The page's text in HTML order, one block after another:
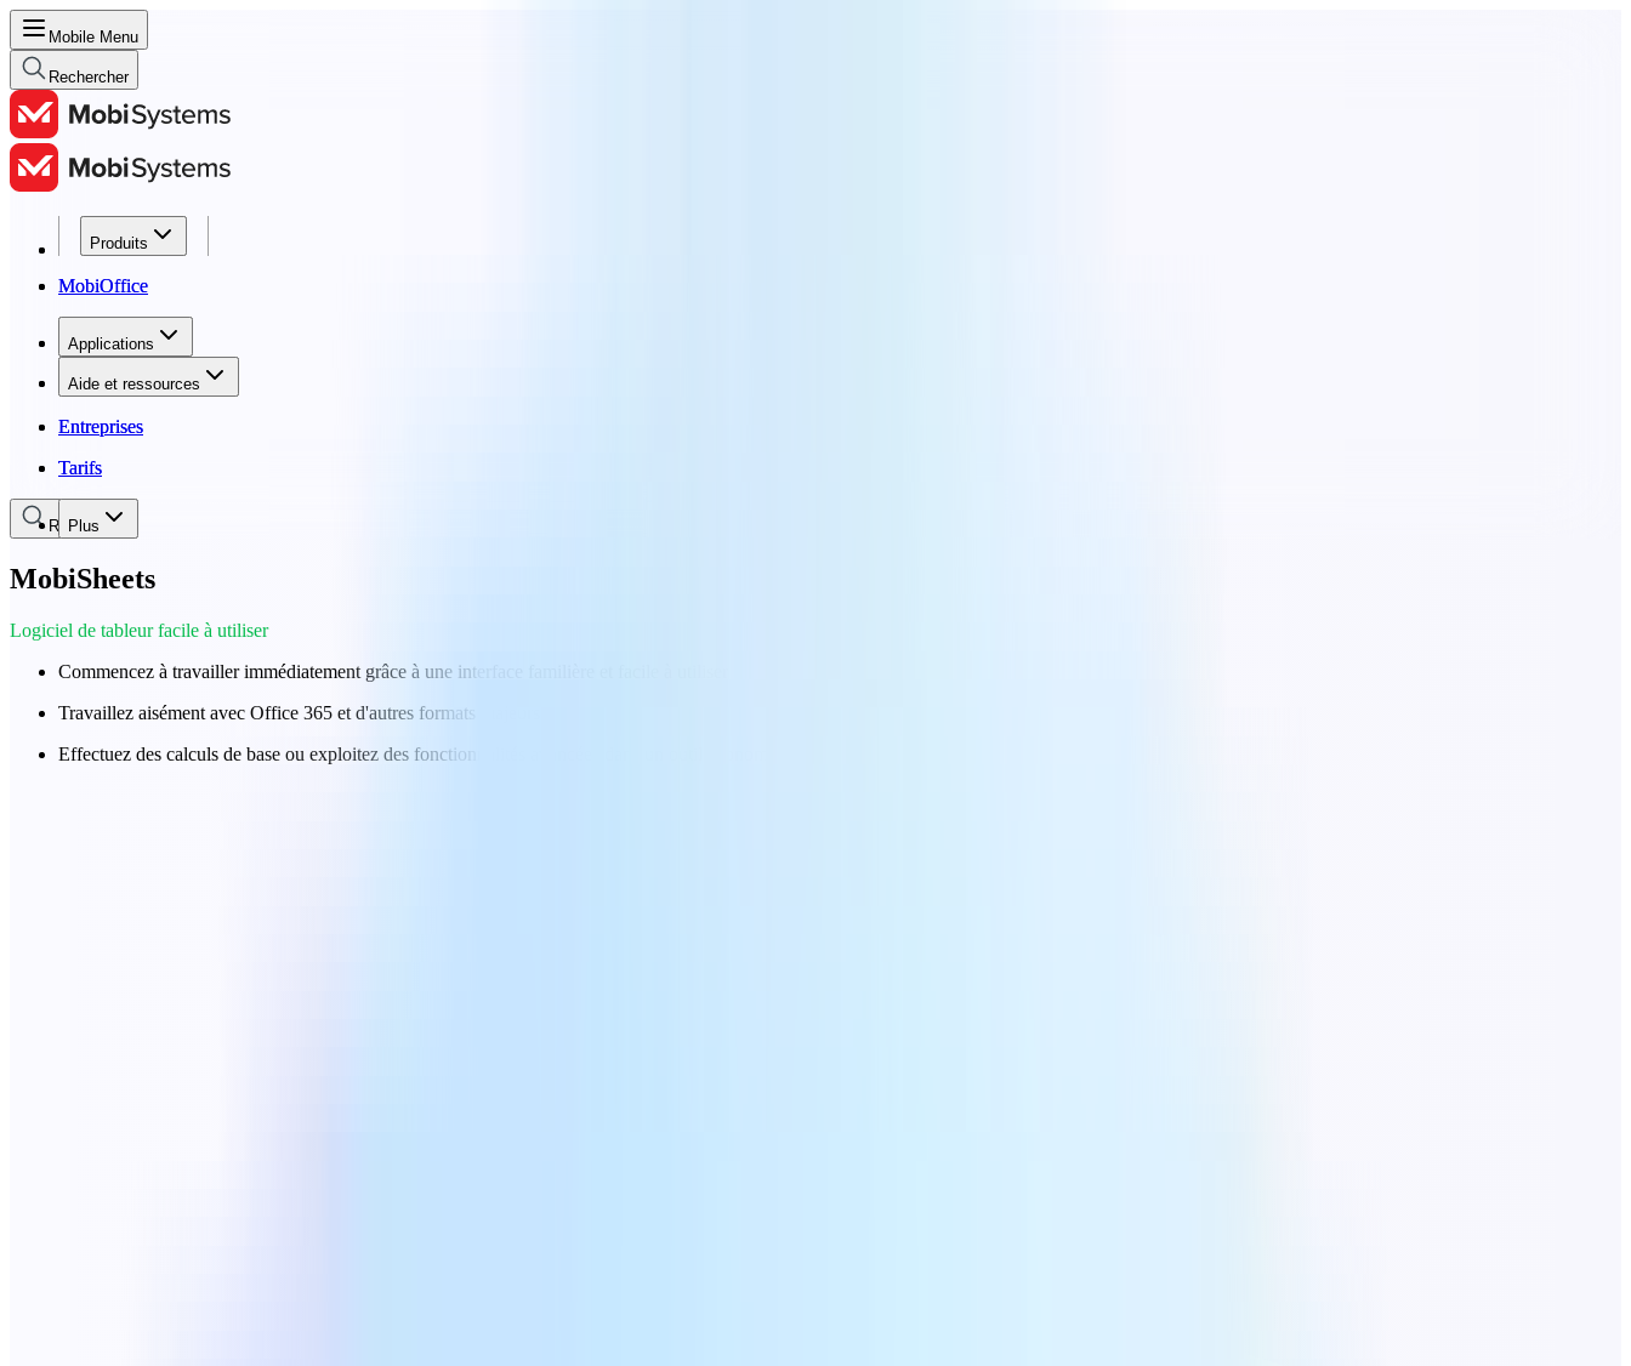
Mobile Menu
Rechercher
Produits
MobiOffice
Applications
Aide et ressources
Entreprises
Tarifs
Plus
Produits
MobiOffice
Applications
Aide et ressources
Entreprises
Tarifs
Rechercher
MobiSheets
Logiciel de tableur facile à utiliser
Commencez à travailler immédiatement grâce à une interface familière et facile à utiliser
Travaillez aisément avec Office 365 et d'autres formats majeurs
Effectuez des calculs de base ou exploitez des fonctionnalités avancées dans un outil économique